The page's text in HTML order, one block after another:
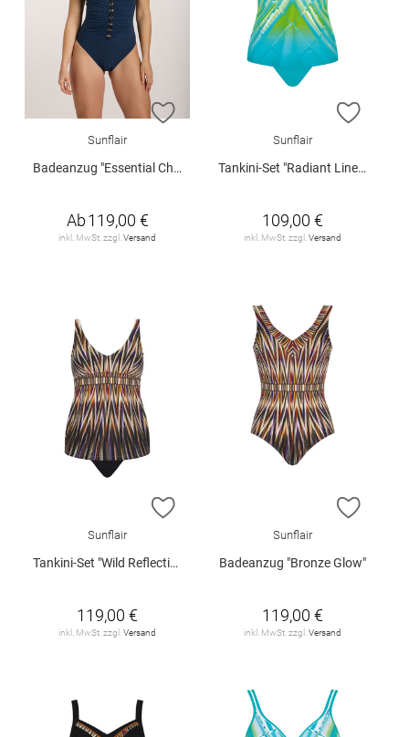
ZUR WUNSCHLISTE HINZUFÜGEN
Sunflair
Badeanzug "Essential Chain"
Ab119,00 €
inkl. MwSt. zzgl. Versand
ZUR
Sunflair
Tankini-Set "Radiant Lines"
109,00 €
inkl. MwSt. zzgl. Versand
ZUR WUNSCHLISTE HINZUFÜGEN
Sunflair
Tankini-Set "Wild Reflections"
119,00 €
inkl. MwSt. zzgl. Versand
ZUR
Sunflair
Badeanzug "Bronze Glow"
119,00 €
inkl. MwSt. zzgl. Versand